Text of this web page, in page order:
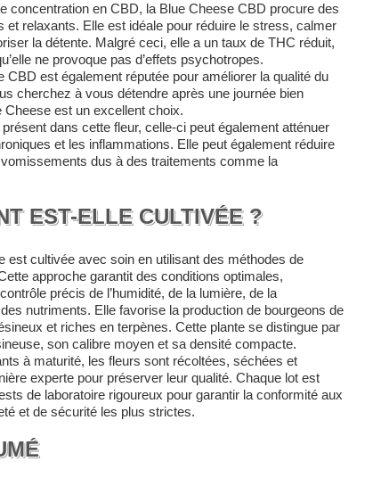
concentration en CBD, la Blue Cheese CBD procure des
et relaxants. Elle est idéale pour réduire le stress, calmer
la détente. Malgré ceci, elle a un taux de THC réduit,
ne provoque pas d’effets psychotropes.
CBD est également réputée pour améliorer la qualité du
cherchez à vous détendre après une journée bien
Cheese est un excellent choix.
dans cette fleur, celle-ci peut également atténuer
et les inflammations. Elle peut également réduire
dus à des traitements comme la
EST-ELLE CULTIVÉE ?
est cultivée avec soin en utilisant des méthodes de
approche garantit des conditions optimales,
précis de l’humidité, de la lumière, de la
nutriments. Elle favorise la production de bourgeons de
et riches en terpènes. Cette plante se distingue par
son calibre moyen et sa densité compacte.
à maturité, les fleurs sont récoltées, séchées et
experte pour préserver leur qualité. Chaque lot est
de laboratoire rigoureux pour garantir la conformité aux
et de sécurité les plus strictes.